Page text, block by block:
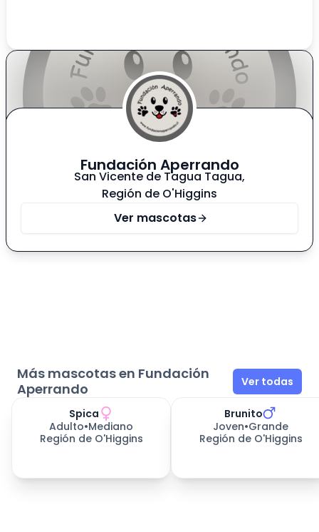
para una familia que valore el tiempo compartido
y la compañía constante de un animal noble y
agradecido. Cuenta con su carné sanitario al día y
se entrega esterilizada, desparasitada y en
óptimo estado de salud. 📍 San Vicente de Tagua
Tagua 📩 Contacto: Fundación Aperrando San
compromiso.Fundación Aperrando
San Vicente de Tagua Tagua,
Región de O'Higgins
Ver mascotas
Más mascotas en Fundación
Aperrando
Ver todas
Spica
Adulto•Mediano
Región de O'Higgins
Brunito
Joven•Grande
Región de O'Higgins